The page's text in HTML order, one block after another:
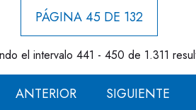
PÁGINA 45 DE 132
el intervalo 441 - 450 de 1.311
ANTERIOR SIGUIENTE